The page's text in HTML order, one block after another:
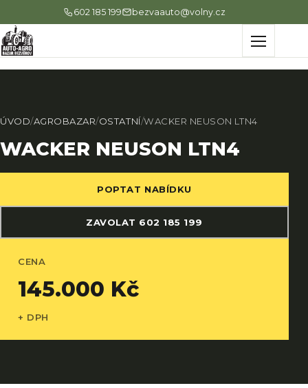
602 185 199 bezvaauto@volny.cz
Menu
ÚVOD/AGROBAZAR/OSTATNÍ/WACKER NEUSON LTN4
WACKER NEUSON LTN4
POPTAT NABÍDKU
ZAVOLAT 602 185 199
CENA
145.000 Kč
+ DPH